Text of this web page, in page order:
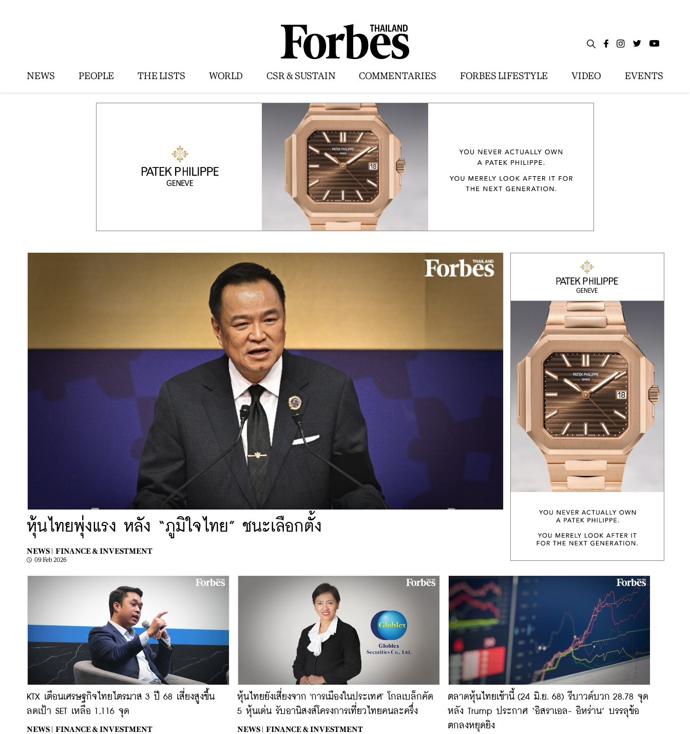
NEWS PEOPLE THE LISTS WORLD CSR & SUSTAIN COMMENTARIES FORBES LIFESTYLE VIDEO EVENTS
หุ้นไทยพุ่งแรง หลัง “ภูมิใจไทย” ชนะเลือกตั้ง
NEWS | FINANCE & INVESTMENT
09 Feb 2026
KTX เตือนเศรษฐกิจไทยไตรมาส 3 ปี 68 เสี่ยงสูงขึ้น
ลดเป้า SET เหลือ 1,116 จุด
NEWS | FINANCE & INVESTMENT
หุ้นไทยยังเสี่ยงจาก 'การเมืองในประเทศ' โกลเบล็กคัด
5 หุ้นเด่น รับอานิสงส์โครงการเที่ยวไทยคนละครึ่ง
NEWS | FINANCE & INVESTMENT
ตลาดหุ้นไทยเช้านี้ (24 มิ.ย. 68) รีบาวด์บวก 28.78 จุด
หลัง Trump ประกาศ ‘อิสราเอล- อิหร่าน’ บรรลุข้อ
ตกลงหยุดยิง